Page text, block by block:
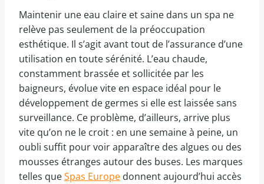
Maintenir une eau claire et saine dans un spa ne
relève pas seulement de la préoccupation
esthétique. Il s’agit avant tout de l’assurance d’une
utilisation en toute sérénité. L’eau chaude,
constamment brassée et sollicitée par les
baigneurs, évolue vite en espace idéal pour le
développement de germes si elle est laissée sans
surveillance. Ce problème, d’ailleurs, arrive plus
vite qu’on ne le croit : en une semaine à peine, un
oubli suffit pour voir apparaître des algues ou des
mousses étranges autour des buses. Les marques
telles queSpas Europe donnent aujourd’hui accès